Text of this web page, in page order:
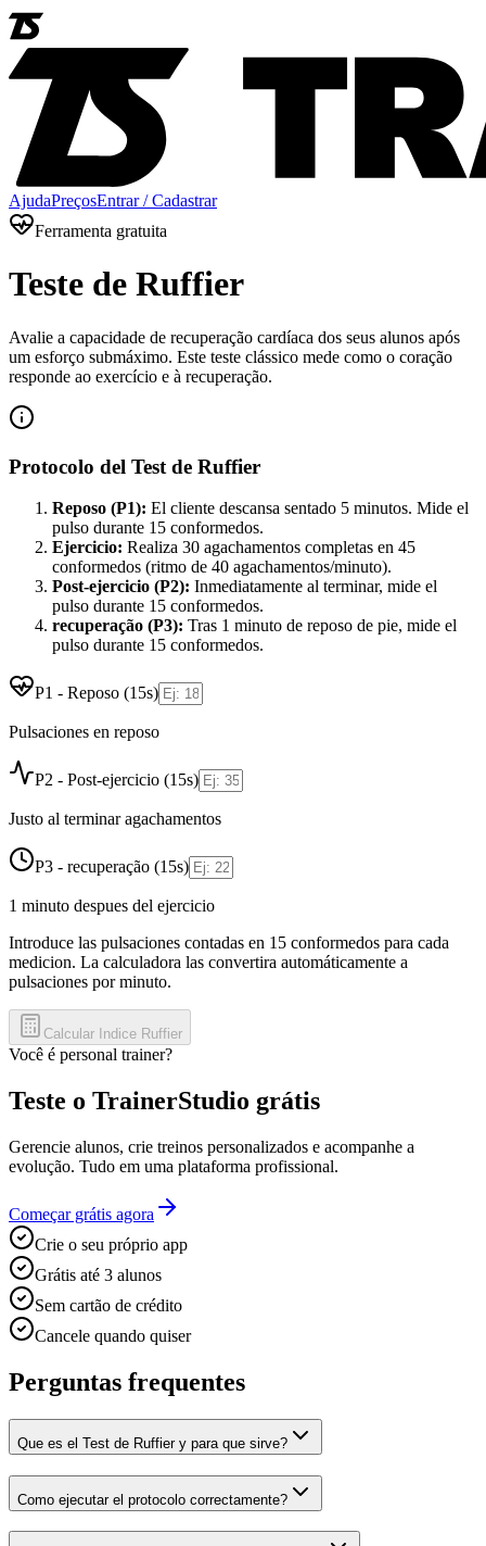
AjudaPreçosEntrar / Cadastrar
Ferramenta gratuita
Teste de Ruffier
Avalie a capacidade de recuperação cardíaca dos seus alunos após
um esforço submáximo. Este teste clássico mede como o coração
responde ao exercício e à recuperação.
Protocolo del Test de Ruffier
Reposo (P1): El cliente descansa sentado 5 minutos. Mide el
pulso durante 15 conformedos.
Ejercicio: Realiza 30 agachamentos completas en 45
conformedos (ritmo de 40 agachamentos/minuto).
Post-ejercicio (P2): Inmediatamente al terminar, mide el
pulso durante 15 conformedos.
recuperação (P3): Tras 1 minuto de reposo de pie, mide el
pulso durante 15 conformedos.
P1 - Reposo (15s)
Pulsaciones en reposo
P2 - Post-ejercicio (15s)
Justo al terminar agachamentos
P3 - recuperação (15s)
1 minuto despues del ejercicio
Introduce las pulsaciones contadas en 15 conformedos para cada
medicion. La calculadora las convertira automáticamente a
pulsaciones por minuto.
Calcular Indice Ruffier
Você é personal trainer?
Teste o TrainerStudio grátis
Gerencie alunos, crie treinos personalizados e acompanhe a
evolução. Tudo em uma plataforma profissional.
Começar grátis agora
Crie o seu próprio app
Grátis até 3 alunos
Sem cartão de crédito
Cancele quando quiser
Perguntas frequentes
Que es el Test de Ruffier y para que sirve?
Como ejecutar el protocolo correctamente?